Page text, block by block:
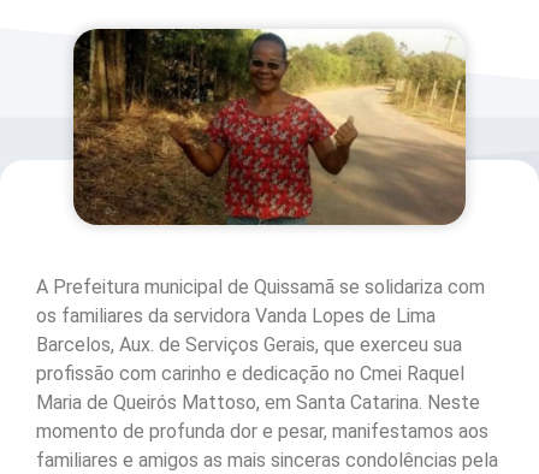
A Prefeitura municipal de Quissamã se solidariza com
os familiares da servidora Vanda Lopes de Lima
Barcelos, Aux. de Serviços Gerais, que exerceu sua
profissão com carinho e dedicação no Cmei Raquel
Maria de Queirós Mattoso, em Santa Catarina. Neste
momento de profunda dor e pesar, manifestamos aos
familiares e amigos as mais sinceras condolências pela